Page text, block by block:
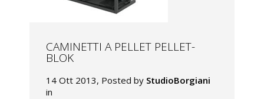
CAMINETTI A PELLET PELLET-
BLOK
14 Ott 2013, Posted by StudioBorgiani
in